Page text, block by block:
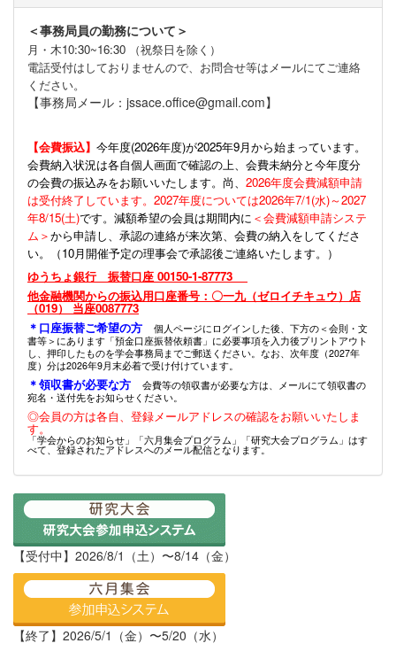
＜事務局員の勤務について＞
月・木10:30~16:30 （祝祭日を除く）
電話受付はしておりませんので、お問合せ等はメールにてご連絡
ください。
【事務局メール：jssace.office@gmail.com】
【会費振込】 今年度(2026年度)が2025年9月から始まっています。
会費納入状況は各自個人画面で確認の上、会費未納分と今年度分
の会費の振込みをお願いいたします。尚、 2026年度会費減額申請
は受付終了しています。2027年度については2026年7/1(水)～2027
年8/15(土)です。減額希望の会員は期間内に ＜会費減額申請システ
ム＞から申請し、承認の連絡が来次第、会費の納入をしてくださ
い。（10月開催予定の理事会で承認後ご連絡いたします。）
ゆうちょ銀行 振替口座 00150-1-87773
他金融機関からの振込用口座番号：〇一九（ゼロイチキュウ）店
（019） 当座0087773
＊口座振替ご希望の方
個人ページにログインした後、下方の＜会則・文
書等＞にあります「預金口座振替依頼書」に必要事項を入力後プリントアウト
し、押印したものを学会事務局までご郵送ください。なお、次年度（2027年
度）分は2026年9月末必着で受け付けています。
＊領収書が必要な方
会費等の領収書が必要な方は、メールにて領収書の
宛名・送付先をお知らせください。
◎会員の方は各自、登録メールアドレスの確認をお願いいたしま
す。
「学会からのお知らせ」「六月集会プログラム」「研究大会プログラム」はす
べて、登録されたアドレスへのメール配信となります。
【受付中】2026/8/1（土）〜8/14（金）
【終了】2026/5/1（金）〜5/20（水）